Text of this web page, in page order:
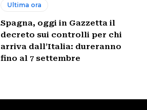
Ultima ora
Spagna, oggi in Gazzetta il
decreto sui controlli per chi
arriva dall’Italia: dureranno
fino al 7 settembre